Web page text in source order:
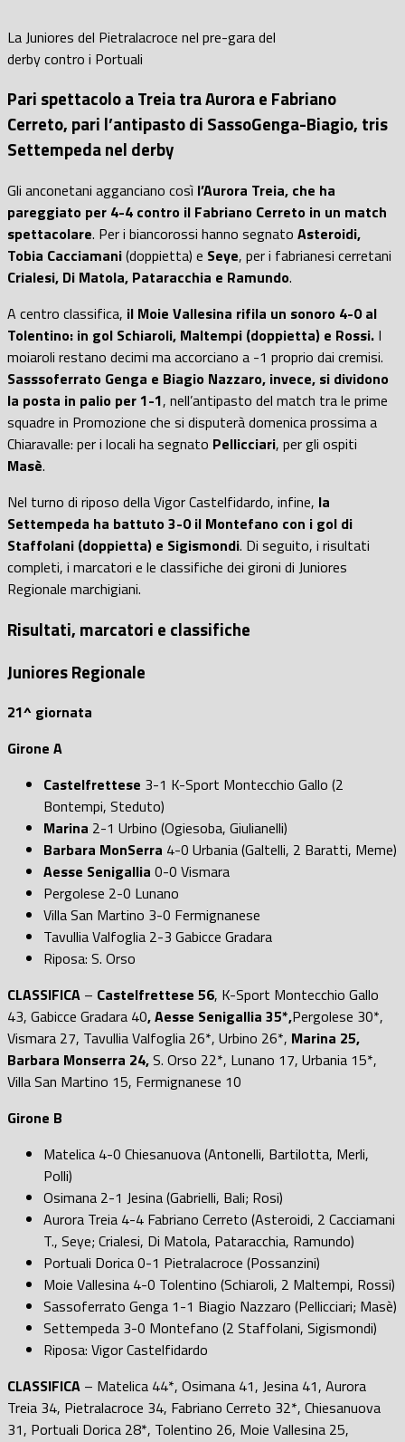
La Juniores del Pietralacroce nel pre-gara del
derby contro i Portuali
Pari spettacolo a Treia tra Aurora e Fabriano
Cerreto, pari l’antipasto di SassoGenga-Biagio, tris
Settempeda nel derby
Gli anconetani agganciano così l’Aurora Treia, che ha
pareggiato per 4-4 contro il Fabriano Cerreto in un match
spettacolare. Per i biancorossi hanno segnato Asteroidi,
Tobia Cacciamani(doppietta) e Seye, per i fabrianesi cerretani
Crialesi, Di Matola, Pataracchia e Ramundo.
A centro classifica, il Moie Vallesina rifila un sonoro 4-0 al
Tolentino: in gol Schiaroli, Maltempi (doppietta) e Rossi. I
moiaroli restano decimi ma accorciano a -1 proprio dai cremisi.
Sasssoferrato Genga e Biagio Nazzaro, invece, si dividono
la posta in palio per 1-1, nell’antipasto del match tra le prime
squadre in Promozione che si disputerà domenica prossima a
Chiaravalle: per i locali ha segnato Pellicciari, per gli ospiti
Masè.
Nel turno di riposo della Vigor Castelfidardo, infine, la
Settempeda ha battuto 3-0 il Montefano con i gol di
Staffolani (doppietta) e Sigismondi. Di seguito, i risultati
completi, i marcatori e le classifiche dei gironi di Juniores
Regionale marchigiani.
Risultati, marcatori e classifiche
Juniores Regionale
21^ giornata
Girone A
Castelfrettese 3-1 K-Sport Montecchio Gallo (2
Bontempi, Steduto)
Marina 2-1 Urbino (Ogiesoba, Giulianelli)
Barbara MonSerra 4-0 Urbania (Galtelli, 2 Baratti, Meme)
Aesse Senigallia 0-0 Vismara
Pergolese 2-0 Lunano
Villa San Martino 3-0 Fermignanese
Tavullia Valfoglia 2-3 Gabicce Gradara
Riposa: S. Orso
CLASSIFICA – Castelfrettese 56, K-Sport Montecchio Gallo
43, Gabicce Gradara 40, Aesse Senigallia 35*,Pergolese 30*,
Vismara 27, Tavullia Valfoglia 26*, Urbino 26*, Marina 25,
Barbara Monserra 24,S. Orso 22*, Lunano 17, Urbania 15*,
Villa San Martino 15, Fermignanese 10
Girone B
Matelica 4-0 Chiesanuova (Antonelli, Bartilotta, Merli,
Polli)
Osimana 2-1 Jesina (Gabrielli, Bali; Rosi)
Aurora Treia 4-4 Fabriano Cerreto (Asteroidi, 2 Cacciamani
T., Seye; Crialesi, Di Matola, Pataracchia, Ramundo)
Portuali Dorica 0-1 Pietralacroce (Possanzini)
Moie Vallesina 4-0 Tolentino (Schiaroli, 2 Maltempi, Rossi)
Sassoferrato Genga 1-1 Biagio Nazzaro (Pellicciari; Masè)
Settempeda 3-0 Montefano (2 Staffolani, Sigismondi)
Riposa: Vigor Castelfidardo
CLASSIFICA – Matelica 44*, Osimana 41, Jesina 41, Aurora
Treia 34, Pietralacroce 34, Fabriano Cerreto 32*, Chiesanuova
31, Portuali Dorica 28*, Tolentino 26, Moie Vallesina 25,